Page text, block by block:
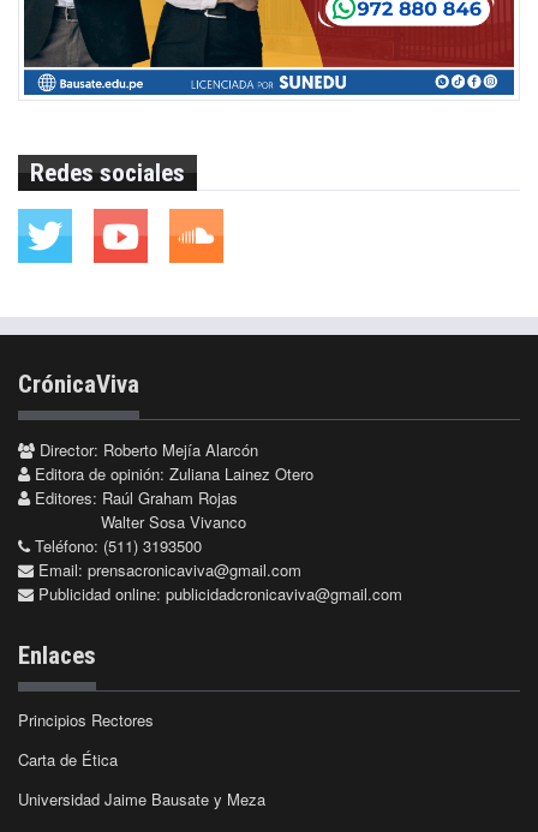
Redes sociales
CrónicaViva
Director: Roberto Mejía Alarcón
Editora de opinión: Zuliana Lainez Otero
Editores: Raúl Graham Rojas
Walter Sosa Vivanco
Teléfono: (511) 3193500
Email: prensacronicaviva@gmail.com
Publicidad online: publicidadcronicaviva@gmail.com
Enlaces
Principios Rectores
Carta de Ética
Universidad Jaime Bausate y Meza